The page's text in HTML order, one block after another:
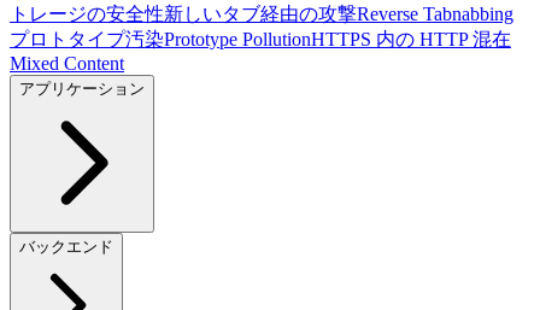
トレージの安全性新しいタブ経由の攻撃Reverse Tabnabbing
プロトタイプ汚染Prototype PollutionHTTPS 内の HTTP 混在
Mixed Content
アプリケーション
バックエンド